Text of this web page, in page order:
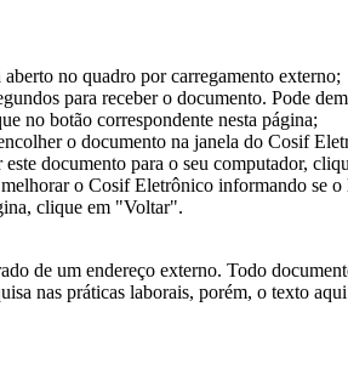
no quadro por carregamento externo;
para receber o documento. Pode
no botão correspondente nesta página;
o documento na janela do Cosif
este documento para o seu computador,
o Cosif Eletrônico informando se
clique em "Voltar".
de um endereço externo. Todo
nas práticas laborais, porém, o texto